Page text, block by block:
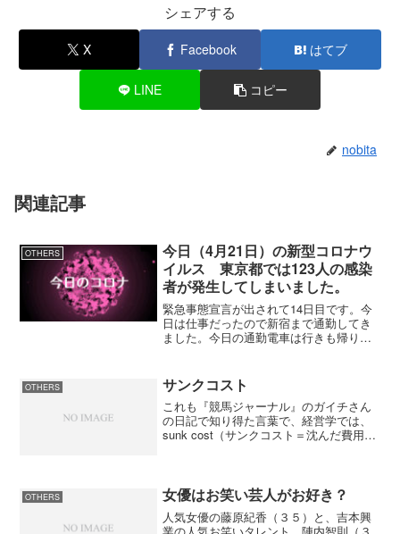
シェアする
X Facebook はてブ
LINE コピー
nobita
関連記事
OTHERS
今日（4月21日）の新型コロナウ
イルス 東京都では123人の感染
者が発生してしまいました。
緊急事態宣言が出されて14日目です。今
日は仕事だったので新宿まで通勤してき
ました。今日の通勤電車は行きも帰りも
今日の東京都の新型コロナウイルス感染
者は123人先週の火曜...
OTHERS サンクコスト
これも『競馬ジャーナル』のガイチさん
の日記で知り得た言葉で、経営学では、
sunk cost（サンクコスト＝沈んだ費用）
ちはいいが、全...
OTHERS 女優はお笑い芸人がお好き？
人気女優の藤原紀香（３５）と、吉本興
業の人気お笑いタレント、陣内智則（３